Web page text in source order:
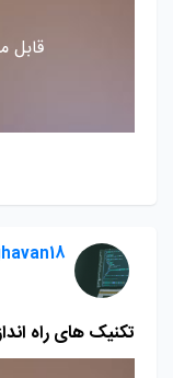
قابل
تکنیک های راه